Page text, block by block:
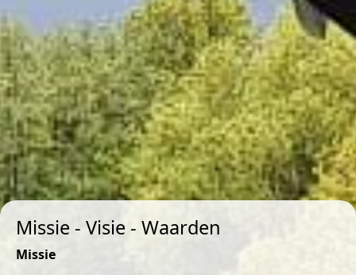
Missie - Visie - Waarden
Missie